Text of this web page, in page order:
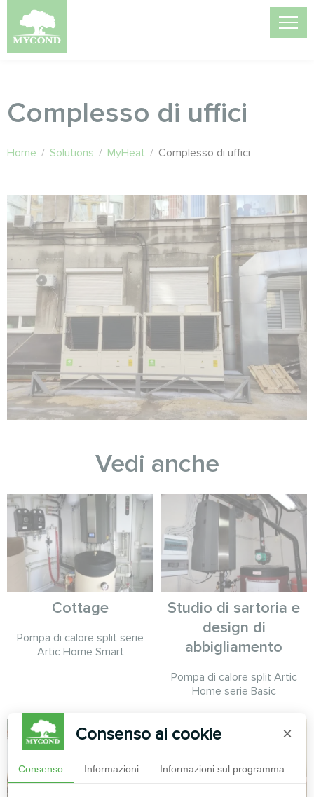
Complesso di uffici
Home / Solutions / MyHeat / Complesso di uffici
Vedi anche
Cottage
Pompa di calore split serie
Artic Home Smart
Studio di sartoria e
design di
abbigliamento
Pompa di calore split Artic
Home serie Basic
Consenso ai cookie ×
Consenso Informazioni Informazioni sul programma